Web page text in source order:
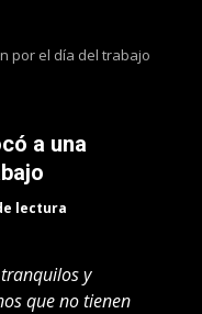
por el día del trabajo
a una
lectura
y
que no tienen